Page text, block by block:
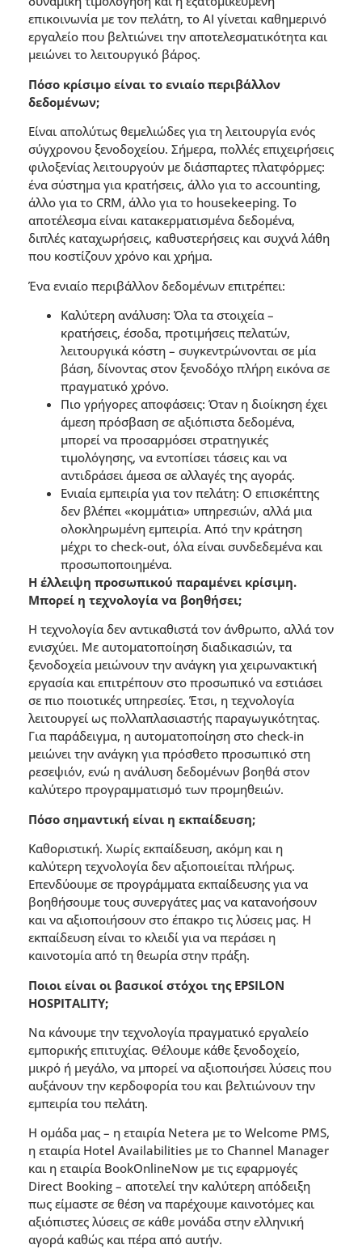
επικοινωνία µε τον πελάτη, το AI γίνεται καθηµερινό
εργαλείο που βελτιώνει την αποτελεσµατικότητα και
µειώνει το λειτουργικό βάρος.
Πόσο κρίσιµο είναι το ενιαίο περιβάλλον
δεδοµένων;
Είναι απολύτως θεµελιώδες για τη λειτουργία ενός
σύγχρονου ξενοδοχείου. Σήµερα, πολλές επιχειρήσεις
φιλοξενίας λειτουργούν µε διάσπαρτες πλατφόρµες:
ένα σύστηµα για κρατήσεις, άλλο για το accounting,
άλλο για το CRM, άλλο για το housekeeping. Το
αποτέλεσµα είναι κατακερµατισµένα δεδοµένα,
διπλές καταχωρήσεις, καθυστερήσεις και συχνά λάθη
που κοστίζουν χρόνο και χρήµα.
Ένα ενιαίο περιβάλλον δεδοµένων επιτρέπει:
Καλύτερη ανάλυση: Όλα τα στοιχεία –
κρατήσεις, έσοδα, προτιµήσεις πελατών,
λειτουργικά κόστη – συγκεντρώνονται σε µία
βάση, δίνοντας στον ξενοδόχο πλήρη εικόνα σε
πραγµατικό χρόνο.
Πιο γρήγορες αποφάσεις: Όταν η διοίκηση έχει
άµεση πρόσβαση σε αξιόπιστα δεδοµένα,
µπορεί να προσαρµόσει στρατηγικές
τιµολόγησης, να εντοπίσει τάσεις και να
αντιδράσει άµεσα σε αλλαγές της αγοράς.
Ενιαία εµπειρία για τον πελάτη: Ο επισκέπτης
δεν βλέπει «κοµµάτια» υπηρεσιών, αλλά µια
ολοκληρωµένη εµπειρία. Από την κράτηση
µέχρι το check-out, όλα είναι συνδεδεµένα και
προσωποποιηµένα.
Η έλλειψη προσωπικού παραµένει κρίσιµη.
Μπορεί η τεχνολογία να βοηθήσει;
Η τεχνολογία δεν αντικαθιστά τον άνθρωπο, αλλά τον
ενισχύει. Με αυτοµατοποίηση διαδικασιών, τα
ξενοδοχεία µειώνουν την ανάγκη για χειρωνακτική
εργασία και επιτρέπουν στο προσωπικό να εστιάσει
σε πιο ποιοτικές υπηρεσίες. Έτσι, η τεχνολογία
λειτουργεί ως πολλαπλασιαστής παραγωγικότητας.
Για παράδειγµα, η αυτοµατοποίηση στο check-in
µειώνει την ανάγκη για πρόσθετο προσωπικό στη
ρεσεψιόν, ενώ η ανάλυση δεδοµένων βοηθά στον
καλύτερο προγραµµατισµό των προµηθειών.
Πόσο σηµαντική είναι η εκπαίδευση;
Καθοριστική. Χωρίς εκπαίδευση, ακόµη και η
καλύτερη τεχνολογία δεν αξιοποιείται πλήρως.
Επενδύουµε σε προγράµµατα εκπαίδευσης για να
βοηθήσουµε τους συνεργάτες µας να κατανοήσουν
και να αξιοποιήσουν στο έπακρο τις λύσεις µας. Η
εκπαίδευση είναι το κλειδί για να περάσει η
καινοτοµία από τη θεωρία στην πράξη.
Ποιοι είναι οι βασικοί στόχοι της EPSILON
HOSPITALITY;
Να κάνουµε την τεχνολογία πραγµατικό εργαλείο
εµπορικής επιτυχίας. Θέλουµε κάθε ξενοδοχείο,
µικρό ή µεγάλο, να µπορεί να αξιοποιήσει λύσεις που
αυξάνουν την κερδοφορία του και βελτιώνουν την
εµπειρία του πελάτη.
Η οµάδα µας – η εταιρία Netera µε το Welcome PMS,
η εταιρία Hotel Availabilities µε το Channel Manager
και η εταιρία BookOnlineNow µε τις εφαρµογές
Direct Booking – αποτελεί την καλύτερη απόδειξη
πως είµαστε σε θέση να παρέχουµε καινοτόµες και
αξιόπιστες λύσεις σε κάθε µονάδα στην ελληνική
αγορά καθώς και πέρα από αυτήν.